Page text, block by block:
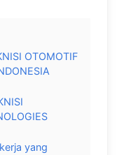
OTOMOTIF
yang